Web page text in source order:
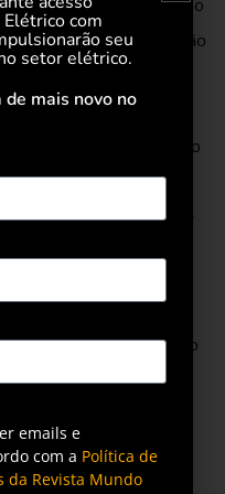
consolidou uma operação
as áreas da Geração
do controle fiscal à
do Everflow. O
o crescimento acelerado
passasse
como resume
como o alto
Própria vem registrando
que o segredo está na
nosso próprio
e pessoas, e não em
mercado de energia
com
seu
setor elétrico.
de mais novo no
emails e
com a Política de
da Revista Mundo